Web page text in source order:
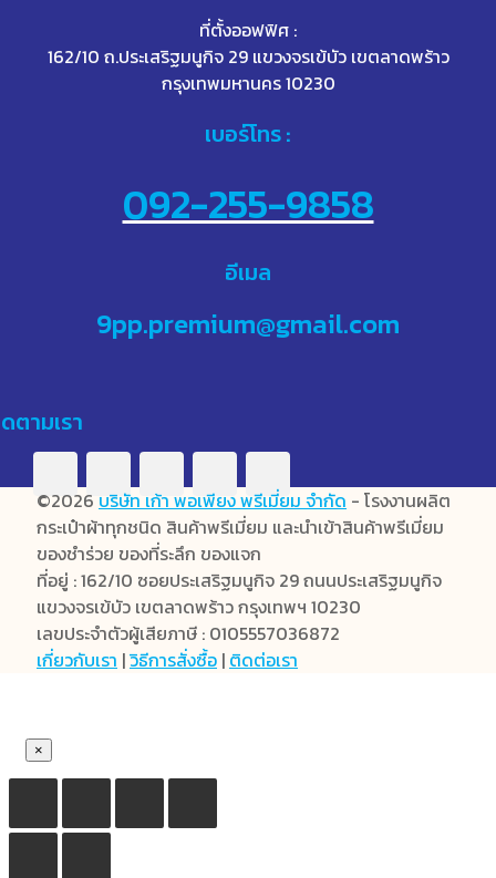
ที่ตั้งออฟฟิศ :
162/10 ถ.ประเสริฐมนูกิจ 29 แขวงจรเข้บัว เขตลาดพร้าว
กรุงเทพมหานคร 10230
เบอร์โทร :
092-255-9858
อีเมล
9pp.premium@gmail.com
ตามเรา
©2026 บริษัท เก้า พอเพียง พรีเมี่ยม จำกัด - โรงงานผลิต
กระเป๋าผ้าทุกชนิด สินค้าพรีเมี่ยม และนำเข้าสินค้าพรีเมี่ยม
ของชำร่วย ของที่ระลึก ของแจก
ที่อยู่ : 162/10 ซอยประเสริฐมนูกิจ 29 ถนนประเสริฐมนูกิจ
แขวงจรเข้บัว เขตลาดพร้าว กรุงเทพฯ 10230
เลขประจำตัวผู้เสียภาษี : 0105557036872
เกี่ยวกับเรา |วิธีการสั่งซื้อ | ติดต่อเรา
×